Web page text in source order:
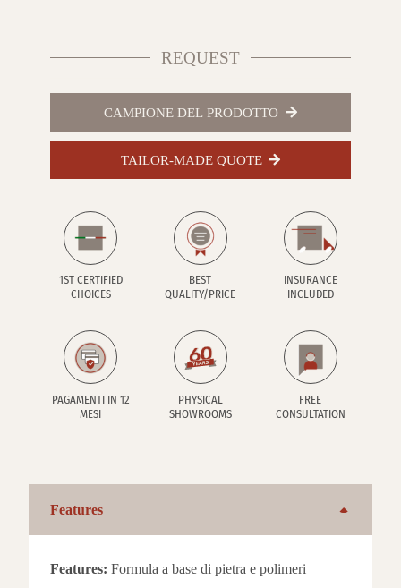
REQUEST
CAMPIONE DEL PRODOTTO
TAILOR-MADE QUOTE
1ST CERTIFIED
CHOICES
BEST
QUALITY/PRICE
INSURANCE
INCLUDED
PAGAMENTI IN 12
MESI
PHYSICAL
SHOWROOMS
FREE
CONSULTATION
Features
Features: Formula a base di pietra e polimeri